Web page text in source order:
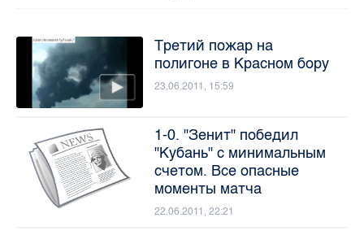
Третий пожар на
полигоне в Красном бору
23.06.2011, 15:59
1-0. "Зенит" победил
"Кубань" с минимальным
счетом. Все опасные
моменты матча
22.06.2011, 22:21